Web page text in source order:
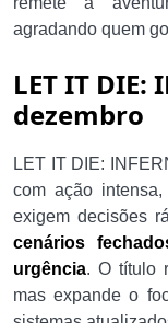
agradando quem
LET IT DIE:
dezembro
LET IT DIE:
com ação
exigem decisões
cenários
urgência. O título
mas expande o